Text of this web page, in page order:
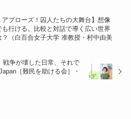
アプローズ！囚人たちの大舞台】想像
行ける。比較と対話で導く広い世界
（白百合女子大学 准教授・村中由美
戦争が壊した日常、それで
［難民を助ける会］・